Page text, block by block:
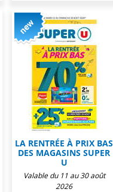
LA RENTRÉE À PRIX BAS
DES MAGASINS SUPER
U
Valable du 11 au 30 août
2026